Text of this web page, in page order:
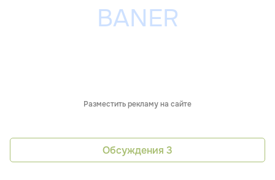
Разместить рекламу на сайте
Обсуждения 3